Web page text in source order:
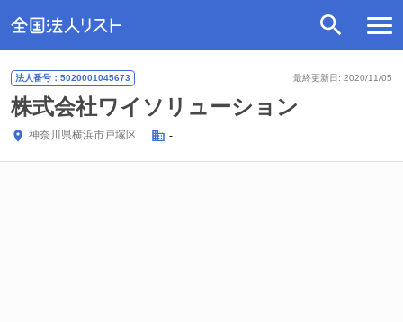
最終更新日: 2020/11/05
法人番号：5020001045673
株式会社ワイソリューション
神奈川県横浜市戸塚区 -